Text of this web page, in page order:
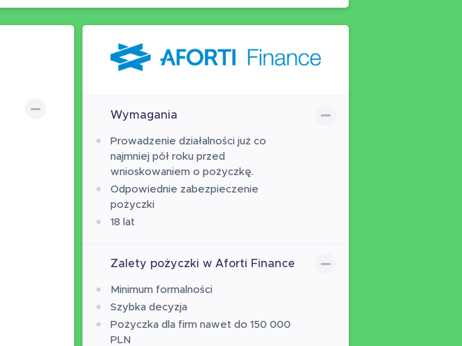
Wymagania
Prowadzenie działalności już co
najmniej pół roku przed
wnioskowaniem o pożyczkę.
Odpowiednie zabezpieczenie
pożyczki
18 lat
Zalety pożyczki w Aforti Finance
Minimum formalności
Szybka decyzja
Pożyczka dla firm nawet do 150 000
PLN